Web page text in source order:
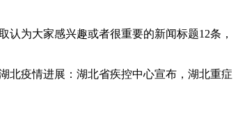
为大家感兴趣或者很重要的新闻标题12条，
北疫情进展：湖北省疾控中心宣布，湖北重症